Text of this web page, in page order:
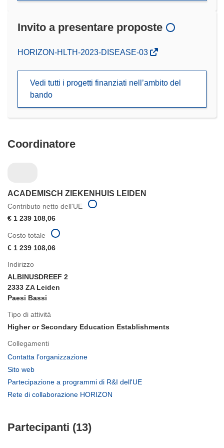
Invito a presentare proposte
(si
nuova
HORIZON-HLTH-2023-DISEASE-03
Vedi tutti i progetti finanziati nell’ambito del
bando
Coordinatore
ACADEMISCH ZIEKENHUIS LEIDEN
Contributo netto dell'UE
€ 1 239 108,06
Indirizzo
ALBINUSDREEF 2
2333 ZA Leiden
Paesi Bassi
Tipo di attività
Higher or Secondary Education Establishments
Collegamenti
Contatta l’organizzazione
nuova
Sito web
apre
finestra)
Partecipazione a programmi di R&I dell'UE
Rete di collaborazione HORIZON
Costo totale
€ 1 239 108,06
Partecipanti (13)